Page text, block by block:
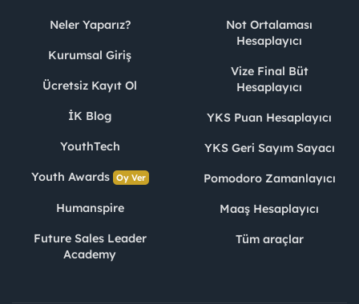
Neler Yaparız?
Kurumsal Giriş
Ücretsiz Kayıt Ol
İK Blog
YouthTech
Youth Awards Oy Ver
Humanspire
Future Sales Leader
Academy
Not Ortalaması
Hesaplayıcı
Vize Final Büt
Hesaplayıcı
YKS Puan Hesaplayıcı
YKS Geri Sayım Sayacı
Pomodoro Zamanlayıcı
Maaş Hesaplayıcı
Tüm araçlar